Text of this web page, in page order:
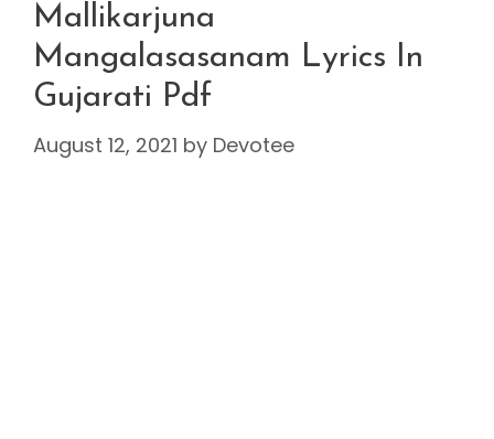
Mallikarjuna
Mangalasasanam Lyrics In
Gujarati Pdf
August 12, 2021 by Devotee